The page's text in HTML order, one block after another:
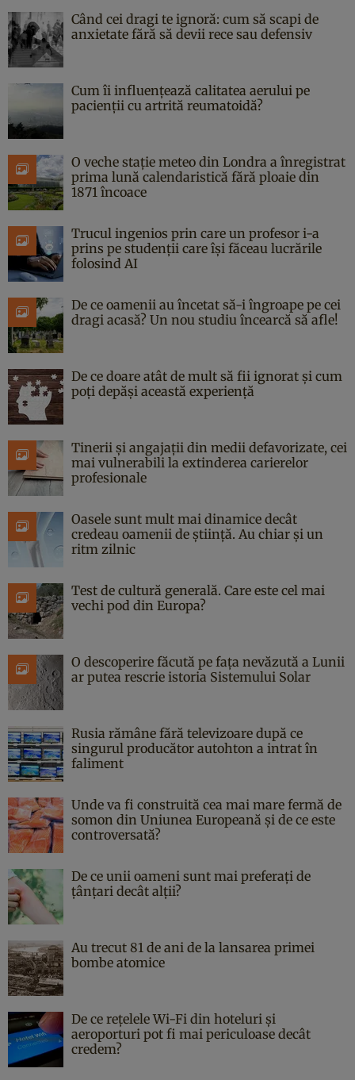
Când cei dragi te ignoră: cum să scapi de
anxietate fără să devii rece sau defensiv
Cum îi influențează calitatea aerului pe
pacienții cu artrită reumatoidă?
O veche stație meteo din Londra a înregistrat
prima lună calendaristică fără ploaie din
1871 încoace
Trucul ingenios prin care un profesor i-a
prins pe studenții care își făceau lucrările
folosind AI
De ce oamenii au încetat să-i îngroape pe cei
dragi acasă? Un nou studiu încearcă să afle!
De ce doare atât de mult să fii ignorat și cum
poți depăși această experiență
Tinerii și angajații din medii defavorizate, cei
mai vulnerabili la extinderea carierelor
profesionale
Oasele sunt mult mai dinamice decât
credeau oamenii de știință. Au chiar și un
ritm zilnic
Test de cultură generală. Care este cel mai
vechi pod din Europa?
O descoperire făcută pe fața nevăzută a Lunii
ar putea rescrie istoria Sistemului Solar
Rusia rămâne fără televizoare după ce
singurul producător autohton a intrat în
faliment
Unde va fi construită cea mai mare fermă de
somon din Uniunea Europeană și de ce este
controversată?
De ce unii oameni sunt mai preferați de
țânțari decât alții?
Au trecut 81 de ani de la lansarea primei
bombe atomice
De ce rețelele Wi-Fi din hoteluri și
aeroporturi pot fi mai periculoase decât
credem?